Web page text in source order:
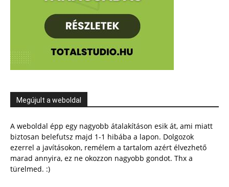
Megújult a weboldal
A weboldal épp egy nagyobb átalakításon esik át, ami miatt
biztosan belefutsz majd 1-1 hibába a lapon. Dolgozok
ezerrel a javításokon, remélem a tartalom azért élvezhető
marad annyira, ez ne okozzon nagyobb gondot. Thx a
türelmed. :)